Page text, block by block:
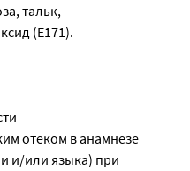
тальк,
(Е171).
отеком в анамнезе
и/или языка) при